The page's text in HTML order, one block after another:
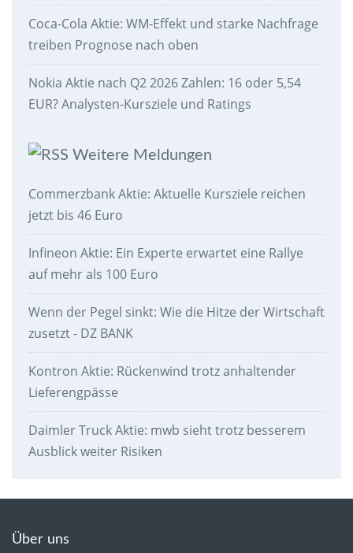
Coca-Cola Aktie: WM-Effekt und starke Nachfrage
treiben Prognose nach oben
Nokia Aktie nach Q2 2026 Zahlen: 16 oder 5,54
EUR? Analysten-Kursziele und Ratings
Weitere Meldungen
Commerzbank Aktie: Aktuelle Kursziele reichen
jetzt bis 46 Euro
Infineon Aktie: Ein Experte erwartet eine Rallye
auf mehr als 100 Euro
Wenn der Pegel sinkt: Wie die Hitze der Wirtschaft
zusetzt - DZ BANK
Kontron Aktie: Rückenwind trotz anhaltender
Lieferengpässe
Daimler Truck Aktie: mwb sieht trotz besserem
Ausblick weiter Risiken
Über uns